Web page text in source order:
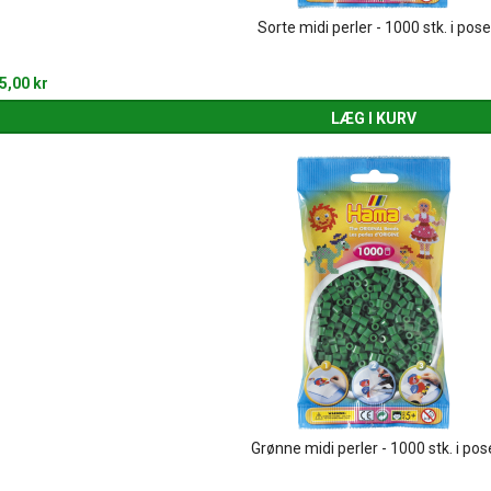
Sorte midi perler - 1000 stk. i pose
kr
LÆG I KURV
Grønne midi perler - 1000 stk. i